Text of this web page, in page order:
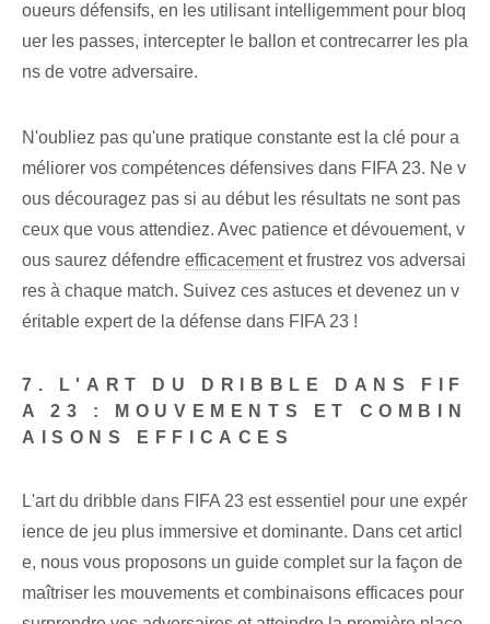
oueurs défensifs, en les utilisant intelligemment pour bloq
uer les passes, intercepter le ballon et contrecarrer les pla
ns de votre adversaire.
N'oubliez pas qu'une pratique constante est la clé pour a
méliorer vos compétences défensives dans FIFA 23. Ne v
ous découragez pas si au début les résultats ne sont pas
ceux que vous attendiez. Avec patience et dévouement, v
ous saurez défendre efficacementet frustrez vos adversai
res à chaque match. Suivez ces astuces et devenez un v
éritable expert de la défense dans ‌FIFA 23 !
7. L'ART DU DRIBBLE DANS FIF
A 23 : MOUVEMENTS ET COMBIN
AISONS EFFICACES
L'art du dribble dans FIFA 23 est essentiel pour une expér
ience de jeu plus immersive et dominante. Dans cet articl
e, nous vous proposons un guide complet sur la façon de
maîtriser les mouvements et combinaisons efficaces pour